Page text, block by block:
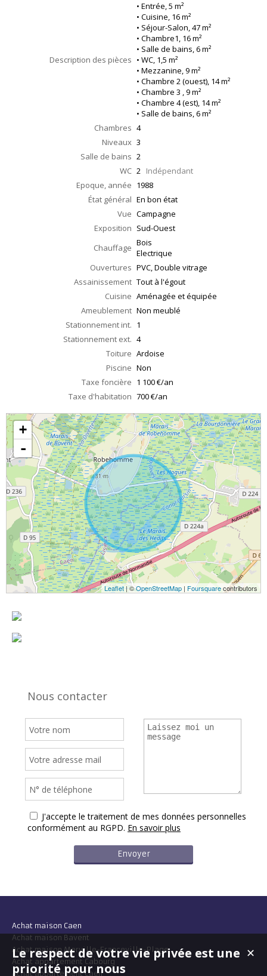
Description des pièces
• Entrée, 5 m²
• Cuisine, 16 m²
• Séjour-Salon, 47 m²
• Chambre1, 16 m²
• Salle de bains, 6 m²
• WC, 1,5 m²
• Mezzanine, 9 m²
• Chambre 2 (ouest), 14 m²
• Chambre 3 , 9 m²
• Chambre 4 (est), 14 m²
• Salle de bains, 6 m²
Chambres 4
Niveaux 3
Salle de bains 2
WC 2 Indépendant
Epoque, année 1988
État général En bon état
Vue Campagne
Exposition Sud-Ouest
Chauffage Bois
Electrique
Ouvertures PVC, Double vitrage
Assainissement Tout à l'égout
Cuisine Aménagée et équipée
Ameublement Non meublé
Stationnement int. 1
Stationnement ext. 4
Toiture Ardoise
Piscine Non
Taxe foncière 1 100 €/an
Taxe d'habitation 700 €/an
+
-
Leaflet| ©OpenStreetMap | Foursquarecontributors
Nous contacter
J'accepte le traitement de mes données personnelles
conformément au RGPD. En savoir plus
Achat maison Caen
Achat maison Bavent
Achat maison Merville-Franceville-Plage
Achat appartement Cabourg
Achat appartement Caen
✕
Le respect de votre vie privée est une
priorité pour nous